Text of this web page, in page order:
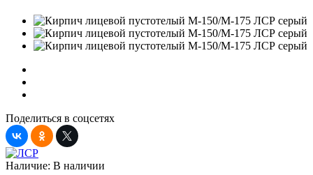
Поделиться в соцсетях
Наличие: В наличии